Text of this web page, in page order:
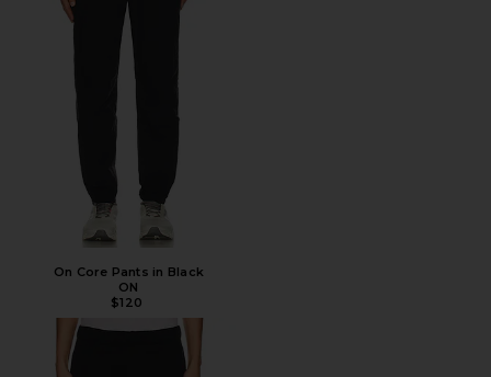
On Core Pants in Black
ON
$120